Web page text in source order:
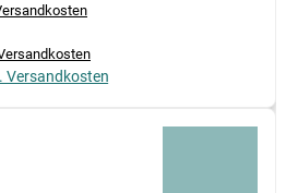
Versandkosten